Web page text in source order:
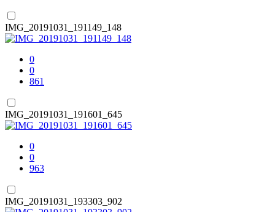
IMG_20191031_191149_148
0
0
861
IMG_20191031_191601_645
0
0
963
IMG_20191031_193303_902